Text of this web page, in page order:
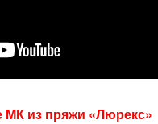
МК из пряжи «Люрекс»